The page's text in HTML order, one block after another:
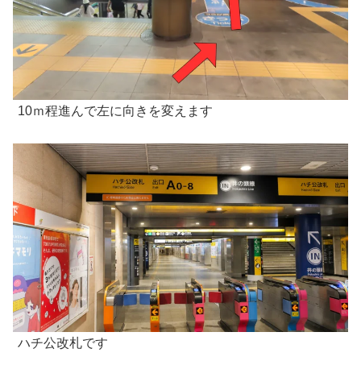
10ｍ程進んで左に向きを変えます
ハチ公改札です